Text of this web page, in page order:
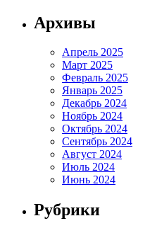
Архивы
Апрель 2025
Март 2025
Февраль 2025
Январь 2025
Декабрь 2024
Ноябрь 2024
Октябрь 2024
Сентябрь 2024
Август 2024
Июль 2024
Июнь 2024
Рубрики